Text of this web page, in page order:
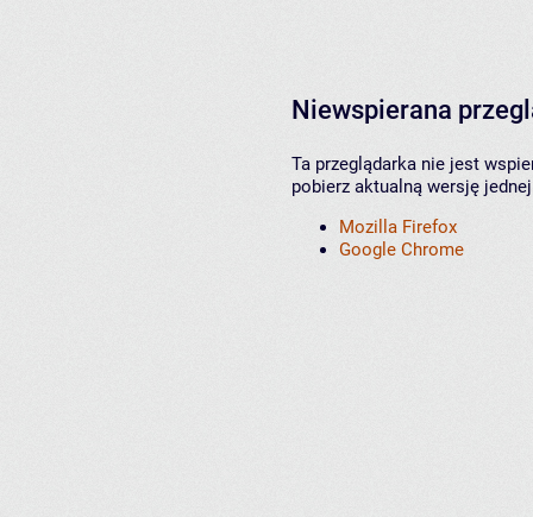
Niewspierana
Ta przeglądarka nie jest
pobierz aktualną wersję
Mozilla Firefox
Google Chrome